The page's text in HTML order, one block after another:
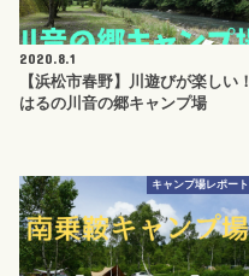
2020.8.1
【浜松市春野】川遊びが楽しい！
はるの川音の郷キャンプ場
キャンプ場レポート